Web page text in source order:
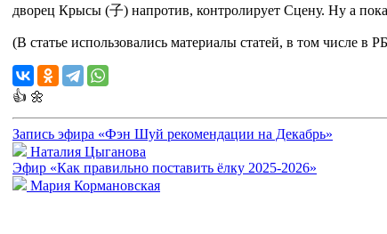
дворец Крысы (子) напротив, контролирует Cцену. Ну а
(В статье использовались материалы статей, в том числе в
👍 🌼
Запись эфира «Фэн Шуй рекомендации на Декабрь»
Наталия Цыганова
Эфир «Как правильно поставить ёлку 2025-2026»
Мария Кормановская